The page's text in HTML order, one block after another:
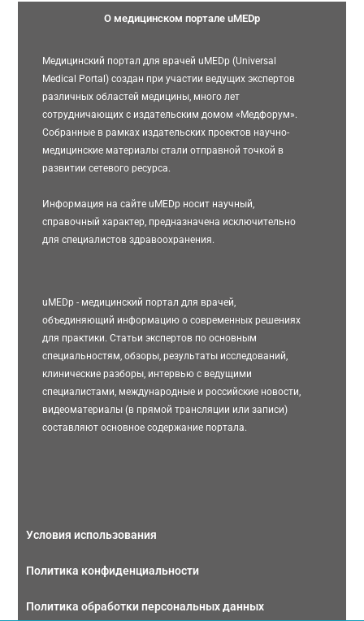
О медицинском портале uMEDp
Медицинский портал для врачей uMEDp (Universal
Medical Portal) создан при участии ведущих экспертов
различных областей медицины, много лет
сотрудничающих с издательским домом «Медфорум».
Собранные в рамках издательских проектов научно-
медицинские материалы стали отправной точкой в
развитии сетевого ресурса.
Информация на сайте uMEDp носит научный,
справочный характер, предназначена исключительно
для специалистов здравоохранения.
uMEDp - медицинский портал для врачей,
объединяющий информацию о современных решениях
для практики. Статьи экспертов по основным
специальностям, обзоры, результаты исследований,
клинические разборы, интервью с ведущими
специалистами, международные и российские новости,
видеоматериалы (в прямой трансляции или записи)
составляют основное содержание портала.
Условия использования
Политика конфиденциальности
Политика обработки персональных данных